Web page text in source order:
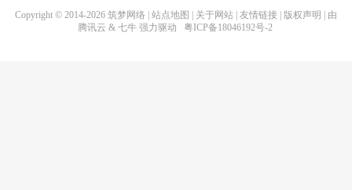
Copyright © 2014-2026 筑梦网络 站点地图 关于网站 友情链接 版权声明
| 由
腾讯云 & 七牛强力驱动 粤ICP备18046192号-2